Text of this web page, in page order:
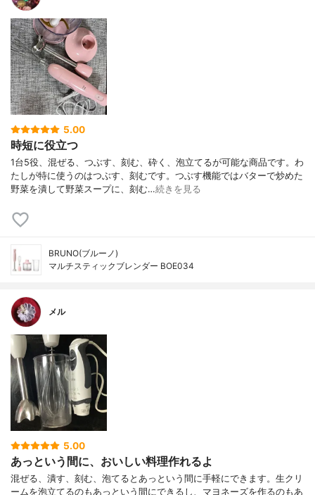
5.00
時短に役立つ
1台5役、混ぜる、つぶす、刻む、砕く、泡立てるが可能な商品です。わ
たしが特に使うのはつぶす、刻むです。つぶす機能ではバターで炒めた
野菜を潰して野菜スープに、刻む…続きを見る
BRUNO(ブルーノ)
マルチスティックブレンダー BOE034
メル
5.00
あっという間に、おいしい料理作れるよ
混ぜる、潰す、刻む、泡てるとあっという間に手軽にできます。生クリ
ームを泡立てるのもあっという間にできるし、マヨネーズを作るのもあ